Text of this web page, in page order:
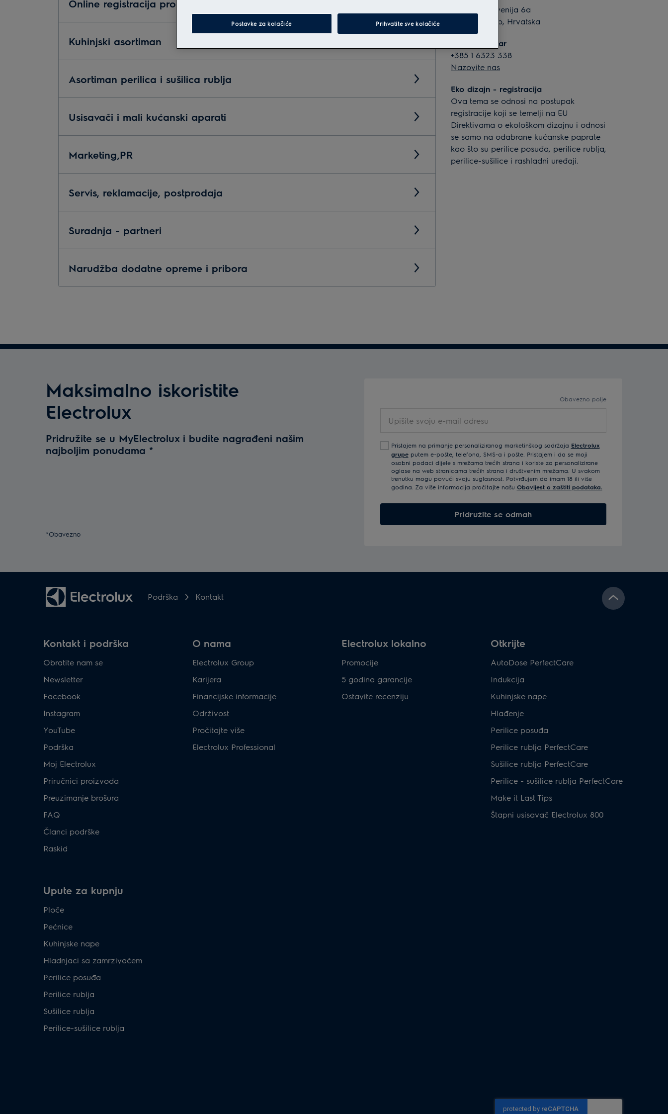
Online registracija proizvoda
Kuhinjski asortiman
Asortiman perilica i sušilica rublja
Usisavači i mali kućanski aparati
Marketing,PR
Servis, reklamacije, postprodaja
Suradnja - partneri
Narudžba dodatne opreme i pribora
Slavonska avenija 6a
10 000 Zagreb, Hrvatska
Kontakt centar
+385 1 6323 338
Nazovite nas
Eko dizajn - registracija
Ova tema se odnosi na postupak
registracije koji se temelji na EU
Direktivama o ekološkom dizajnu i odnosi
se samo na odabrane kućanske paprate
kao što su perilice posuđa, perilice rublja,
perilice-sušilice i rashladni uređaji.
Maksimalno iskoristite
Electrolux
Pridružite se u MyElectrolux i budite nagrađeni našim
najboljim ponudama *
*Obavezno
Obavezno polje
svoju
mail
adresu
Pristajem na primanje personaliziranog marketinškog sadržaja Electrolux
grupeputem e-pošte, telefona, SMS-a i pošte. Pristajem i da se moji
osobni podaci dijele s mrežama trećih strana i koriste za personalizirane
oglase na web stranicama trećih strana i društvenim mrežama. U svakom
trenutku mogu povući svoju suglasnost. Potvrđujem da imam 18 ili više
godina. Za više informacija pročitajte našu Obavijest o zaštiti podataka.
Pridružite se odmah
Podrška Kontakt
Kontakt i podrška
Obratite nam se
Newsletter
Facebook
Instagram
YouTube
Podrška
Moj Electrolux
Priručnici proizvoda
Preuzimanje brošura
FAQ
Članci podrške
Raskid
O nama
Electrolux Group
Karijera
Financijske informacije
Održivost
Pročitajte više
Electrolux Professional
Electrolux lokalno
Promocije
5 godina garancije
Ostavite recenziju
Otkrijte
AutoDose PerfectCare
Indukcija
Kuhinjske nape
Hlađenje
Perilice posuđa
Perilice rublja PerfectCare
Sušilice rublja PerfectCare
Perilice - sušilice rublja PerfectCare
Make it Last Tips
Štapni usisavač Electrolux 800
Upute za kupnju
Ploče
Pećnice
Kuhinjske nape
Hladnjaci sa zamrzivačem
Perilice posuđa
Perilice rublja
Sušilice rublja
Perilice-sušilice rublja
Postavke za kolačiće Prihvatite sve kolačiće